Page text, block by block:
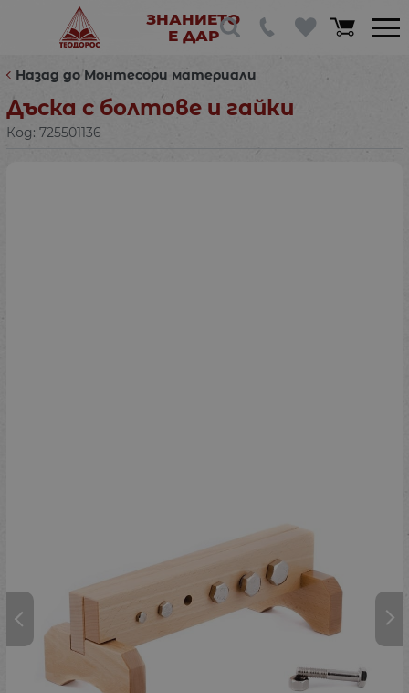
ЗНАНИЕТО
Е ДАР
Назад до Монтесори материали
Дъска с болтове и гайки
Код: 725501136